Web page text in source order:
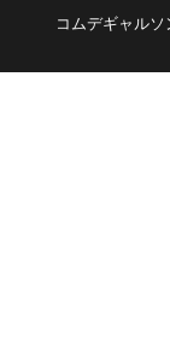
コムデギャル